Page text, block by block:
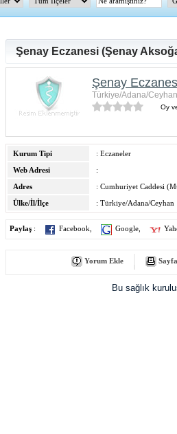
Şenay Eczanesi (Şenay
Şenay
Türkiye/Adana/Ceyhan
Oy
Kurum Tipi
: Eczaneler
Web Adresi
:
Adres
: Cumhuriyet Caddesi
Ülke/İl/İlçe
: Türkiye/Adana/Ceyhan
Paylaş : Facebook Google
Yorum Ekle
Bu sağlık